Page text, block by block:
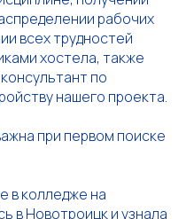
рабочих
всех трудностей
хостела, также
по
нашего проекта.
при первом поиске
в колледже на
в Новотроицк и узнала